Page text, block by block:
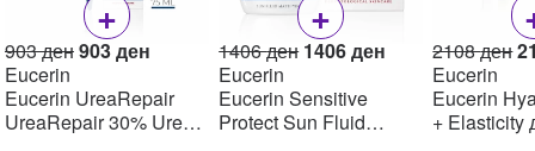
+
903денOriginal
was:
903 ден.
903ден
is:
903 ден.
Eucerin
Eucerin UreaRepair
UreaRepair 30% Urea
+
1406ден Original
was:
1406 ден.
1406ден Current
1406 ден.
Eucerin
Eucerin Sensitive
Protect Sun Fluid
2108ден
Eucerin
Eucerin
+ Elasticity